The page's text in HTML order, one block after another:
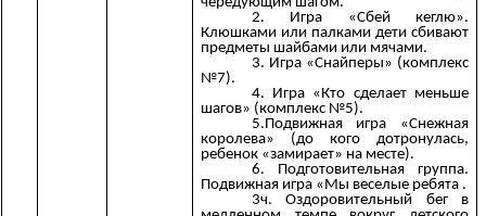
2. Игра «Сбей кеглю».
Клюшками или палками дети сбивают
предметы шайбами или мячами.
3. Игра «Снайперы» (комплекс
№7).
4. Игра «Кто сделает меньше
шагов» (комплекс №5).
5.Подвижная игра «Снежная
королева» (до кого дотронулась,
ребенок «замирает» на месте).
6. Подготовительная группа.
Подвижная игра «Мы веселые ребята .
3ч. Оздоровительный бег в